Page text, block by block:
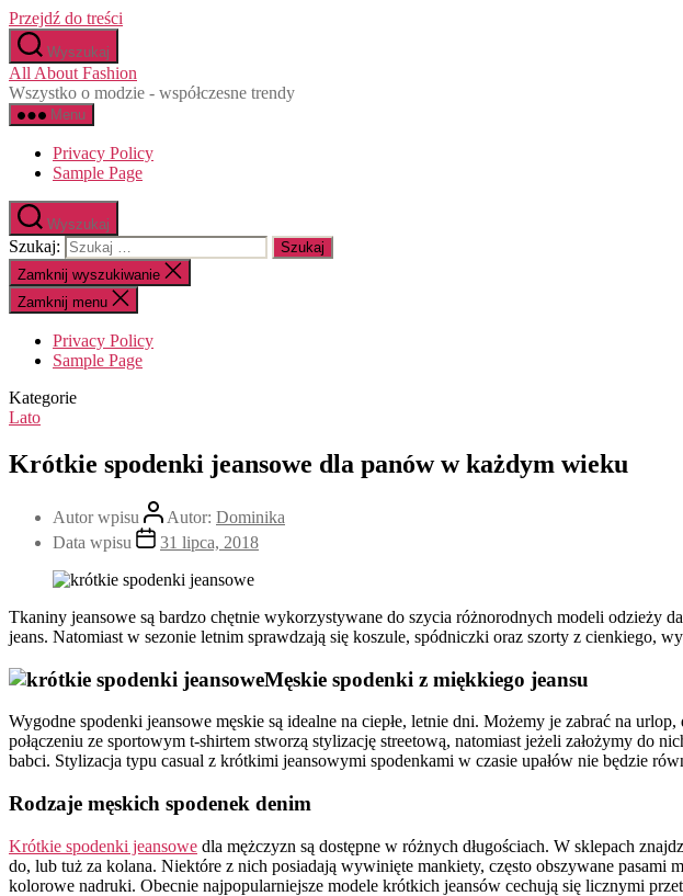
Przejdź do treści
Wyszukaj
All About Fashion
Wszystko o modzie - współczesne trendy
Menu
Privacy Policy
Sample Page
Wyszukaj
Szukaj:
Zamknij wyszukiwanie
Zamknij menu
Privacy Policy
Sample Page
Kategorie
Lato
Krótkie spodenki jeansowe dla panów w każdym wieku
Autor wpisu Autor: Dominika
Data wpisu
31 lipca, 2018
Tkaniny jeansowe są bardzo chętnie wykorzystywane do szycia różnorodnych modeli odzieży
jeans. Natomiast w sezonie letnim sprawdzają się koszule, spódniczki oraz szorty z cienkiego,
Męskie spodenki z miękkiego jeansu
Wygodne spodenki jeansowe męskie są idealne na ciepłe, letnie dni. Możemy je zabrać na
połączeniu ze sportowym t-shirtem stworzą stylizację streetową, natomiast jeżeli założymy do
babci. Stylizacja typu casual z krótkimi jeansowymi spodenkami w czasie upałów nie będzie
Rodzaje męskich spodenek denim
Krótkie spodenki jeansowe dla mężczyzn są dostępne w różnych długościach. W sklepach
do, lub tuż za kolana. Niektóre z nich posiadają wywinięte mankiety, często obszywane pasami
kolorowe nadruki. Obecnie najpopularniejsze modele krótkich jeansów cechują się licznymi